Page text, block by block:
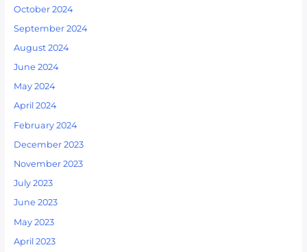
October 2024
September 2024
August 2024
June 2024
May 2024
April 2024
February 2024
December 2023
November 2023
July 2023
June 2023
May 2023
April 2023